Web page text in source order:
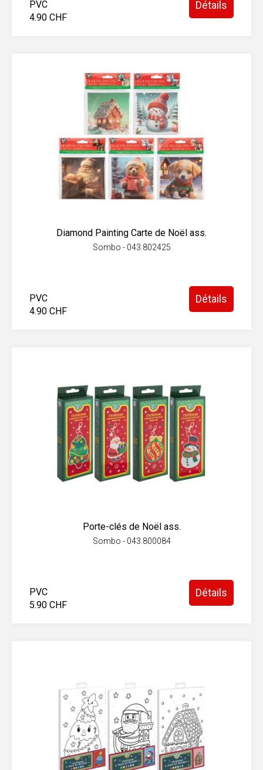
PVC
4.90 CHF
Détails
Diamond Painting Carte de Noël ass.
Sombo - 043.802425
PVC
4.90 CHF
Détails
Porte-clés de Noël ass.
Sombo - 043.800084
PVC
5.90 CHF
Détails